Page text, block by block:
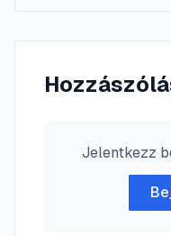
Jelentkezz